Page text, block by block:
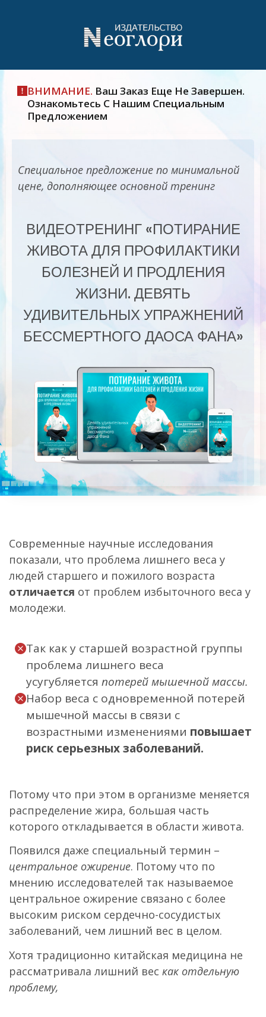
ВНИМАНИЕ. Ваш Заказ Еще Не Завершен.
Ознакомьтесь С Нашим Специальным
Предложением
Специальное предложение по минимальной
цене, дополняющее основной тренинг
ВИДЕОТРЕНИНГ «ПОТИРАНИЕ
ЖИВОТА ДЛЯ ПРОФИЛАКТИКИ
БОЛЕЗНЕЙ И ПРОДЛЕНИЯ
ЖИЗНИ. ДЕВЯТЬ
УДИВИТЕЛЬНЫХ УПРАЖНЕНИЙ
БЕССМЕРТНОГО ДАОСА ФАНА»
Современные научные исследования
показали, что проблема лишнего веса у
людей старшего и пожилого возраста
отличается от проблем избыточного веса у
молодежи.
Так как у старшей возрастной группы
проблема лишнего веса
усугубляется потерей мышечной массы.
Набор веса с одновременной потерей
мышечной массы в связи с
возрастными изменениями повышает
риск серьезных заболеваний.
Потому что при этом в организме меняется
распределение жира, большая часть
которого откладывается в области живота.
Появился даже специальный термин –
центральное ожирение. Потому что по
мнению исследователей так называемое
центральное ожирение связано с более
высоким риском сердечно-сосудистых
заболеваний, чем лишний вес в целом.
Хотя традиционно китайская медицина не
рассматривала лишний вес как отдельную
проблему,